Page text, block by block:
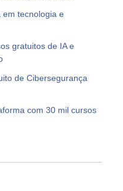
em tecnologia e
gratuitos de IA e
de Cibersegurança
com 30 mil cursos